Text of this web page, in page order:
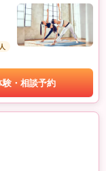
験・相談予約